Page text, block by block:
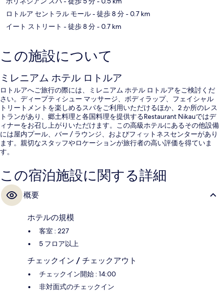
ロトルア セントラル モール- 徒歩 8 分- 0.7 km
イート ストリート - 徒歩 8 分- 0.7 km
この施設について
ミレニアム ホテル ロトルア
ロトルアへご旅行の際には、ミレニアム ホテル ロトルアをご検討くだ
さい。ディープティシュー マッサージ、ボディラップ、フェイシャル
トリートメントを楽しめるスパをご利用いただけるほか、2 か所のレス
トランがあり、郷土料理と各国料理を提供するRestaurant Nikauではデ
ィナーをお召し上がりいただけます。この高級ホテルにあるその他設備
には屋内プール、バー / ラウンジ、およびフィットネスセンターがあり
ます。親切なスタッフやロケーションが旅行者の高い評価を得ていま
す。
この宿泊施設に関する詳細
概要
ホテルの規模
客室 : 227
5 フロア以上
チェックイン / チェックアウト
チェックイン開始 : 14:00
非対面式のチェックイン